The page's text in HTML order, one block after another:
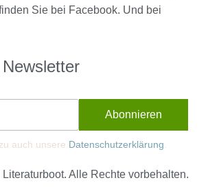
Sie bei Facebook. Und bei
auch unsere Datenschutzerklärung
Alle Rechte vorbehalten.